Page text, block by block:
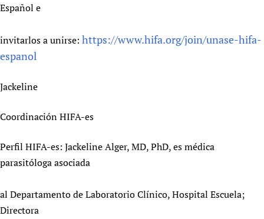
Español e
invitarlos a unirse: https://www.hifa.org/join/unase-hifa-
espanol
Jackeline
Coordinación HIFA-es
Perfil HIFA-es: Jackeline Alger, MD, PhD, es médica
parasitóloga asociada
al Departamento de Laboratorio Clínico, Hospital Escuela;
Directora